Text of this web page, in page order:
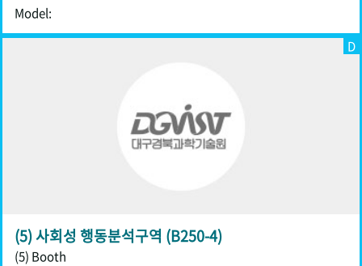
Model:
(5) 사회성 행동분석구역 (B250-4)
(5) Booth
D